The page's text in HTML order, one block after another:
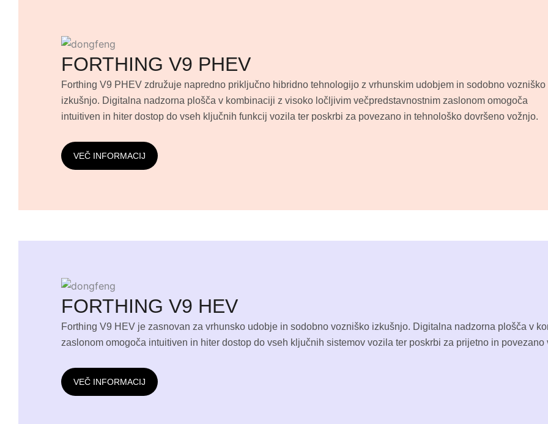
FORTHING V9 PHEV
Forthing V9 PHEV združuje napredno priključno hibridno tehnologijo z vrhunskim udobjem in sodobno vozniško
izkušnjo. Digitalna nadzorna plošča v kombinaciji z visoko ločljivim večpredstavnostnim zaslonom omogoča
intuitiven in hiter dostop do vseh ključnih funkcij vozila ter poskrbi za povezano in tehnološko dovršeno vožnjo.
VEČ INFORMACIJ
FORTHING V9 HEV
Forthing V9 HEV je zasnovan za vrhunsko udobje in sodobno vozniško izkušnjo. Digitalna nadzorna plošča v
zaslonom omogoča intuitiven in hiter dostop do vseh ključnih sistemov vozila ter poskrbi za prijetno in povezano
VEČ INFORMACIJ